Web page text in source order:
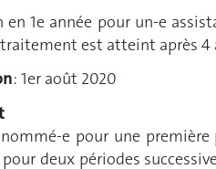
en 1e année pour un-e
est atteint après 4
: 1er août 2020
nommé-e pour une
deux périodes